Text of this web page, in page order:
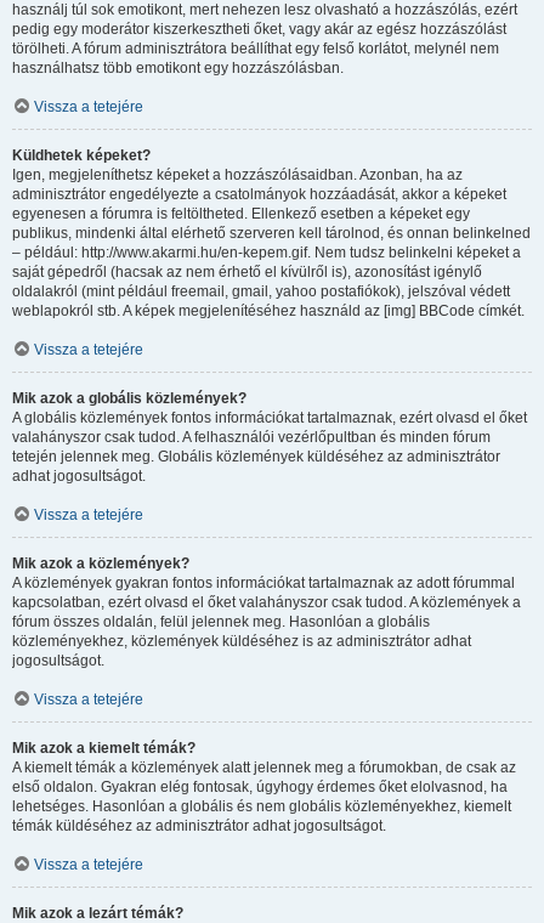
használj túl sok emotikont, mert nehezen lesz olvasható a hozzászólás, ezért
pedig egy moderátor kiszerkesztheti őket, vagy akár az egész hozzászólást
törölheti. A fórum adminisztrátora beállíthat egy felső korlátot, melynél nem
használhatsz több emotikont egy hozzászólásban.
Vissza a tetejére
Küldhetek képeket?
Igen, megjeleníthetsz képeket a hozzászólásaidban. Azonban, ha az
adminisztrátor engedélyezte a csatolmányok hozzáadását, akkor a képeket
egyenesen a fórumra is feltöltheted. Ellenkező esetben a képeket egy
publikus, mindenki által elérhető szerveren kell tárolnod, és onnan belinkelned
– például: http://www.akarmi.hu/en-kepem.gif. Nem tudsz belinkelni képeket a
saját gépedről (hacsak az nem érhető el kívülről is), azonosítást igénylő
oldalakról (mint például freemail, gmail, yahoo postafiókok), jelszóval védett
weblapokról stb. A képek megjelenítéséhez használd az [img] BBCode címkét.
Vissza a tetejére
Mik azok a globális közlemények?
A globális közlemények fontos információkat tartalmaznak, ezért olvasd el őket
valahányszor csak tudod. A felhasználói vezérlőpultban és minden fórum
tetején jelennek meg. Globális közlemények küldéséhez az adminisztrátor
adhat jogosultságot.
Vissza a tetejére
Mik azok a közlemények?
A közlemények gyakran fontos információkat tartalmaznak az adott fórummal
kapcsolatban, ezért olvasd el őket valahányszor csak tudod. A közlemények a
fórum összes oldalán, felül jelennek meg. Hasonlóan a globális
közleményekhez, közlemények küldéséhez is az adminisztrátor adhat
jogosultságot.
Vissza a tetejére
Mik azok a kiemelt témák?
A kiemelt témák a közlemények alatt jelennek meg a fórumokban, de csak az
első oldalon. Gyakran elég fontosak, úgyhogy érdemes őket elolvasnod, ha
lehetséges. Hasonlóan a globális és nem globális közleményekhez, kiemelt
témák küldéséhez az adminisztrátor adhat jogosultságot.
Vissza a tetejére
Mik azok a lezárt témák?